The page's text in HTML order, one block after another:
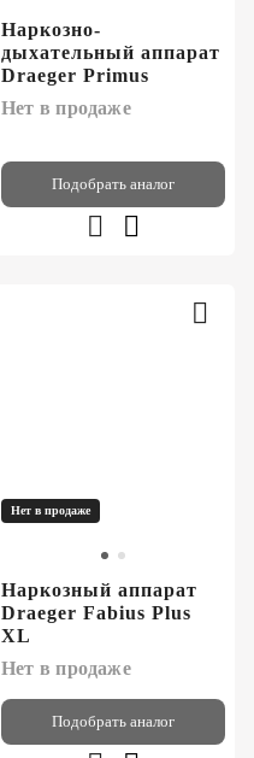
Наркозно-
дыхательный аппарат
Draeger Primus
Нет в продаже
Подобрать аналог
Нет в продаже
Наркозный аппарат
Draeger Fabius Plus
XL
Нет в продаже
Подобрать аналог